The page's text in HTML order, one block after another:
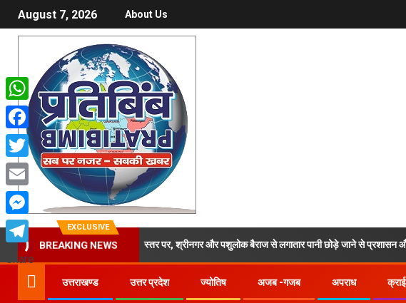
August 7, 2026 About Us
EXCLUSIVE
BREAKING NEWS
गंगा का जल चेतावनी स्तर पर, श्रीनगर और पशुलोक बैराज से लगातार पानी छोड़े जाने से प्रशासन और सिंचाई विभाग
उत्तराखण्ड उत्तर प्रदेश ज्योतिष अजब -गजब अपराध
WhatsApp
Facebook
Twitter
Email
Messenger
Telegram
Share